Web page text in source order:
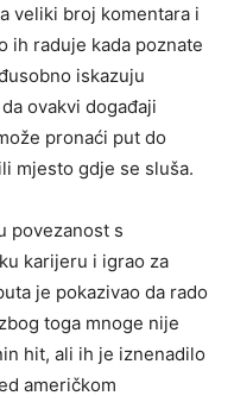
veliki broj komentara i
ih raduje kada poznate
iskazuju
ovakvi događaji
pronaći put do
mjesto gdje se sluša.
povezanost s
karijeru i igrao za
je pokazivao da rado
toga mnoge nije
hit, ali ih je iznenadilo
američkom